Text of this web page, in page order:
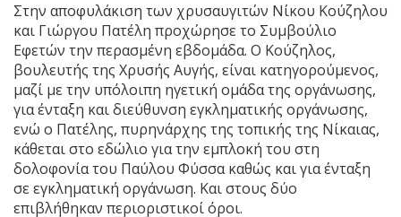
Στην αποφυλάκιση των χρυσαυγιτών Νίκου Κούζηλου
και Γιώργου Πατέλη προχώρησε το Συμβούλιο
Εφετών την περασμένη εβδομάδα. Ο Κούζηλος,
βουλευτής της Χρυσής Αυγής, είναι κατηγορούμενος,
μαζί με την υπόλοιπη ηγετική ομάδα της οργάνωσης,
για ένταξη και διεύθυνση εγκληματικής οργάνωσης,
ενώ ο Πατέλης, πυρηνάρχης της τοπικής της Νίκαιας,
κάθεται στο εδώλιο για την εμπλοκή του στη
δολοφονία του Παύλου Φύσσα καθώς και για ένταξη
σε εγκληματική οργάνωση. Και στους δύο
επιβλήθηκαν περιοριστικοί όροι.